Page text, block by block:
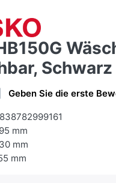
Schwarz
Geben Sie die erste
mm
mm
mm